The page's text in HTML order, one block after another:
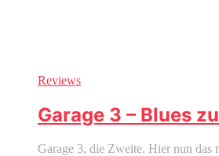
Reviews
Garage 3 – Blues
Garage 3, die Zweite. Hier nun das